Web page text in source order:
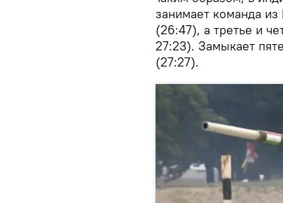
занимает команда
(26:47), а третье и
27:23). Замыкает
(27:27).